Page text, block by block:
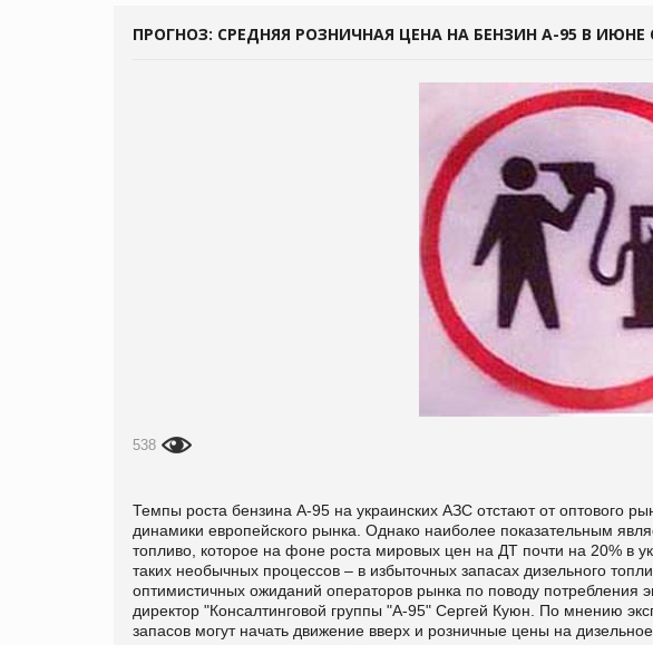
ПРОГНОЗ: СРЕДНЯЯ РОЗНИЧНАЯ ЦЕНА НА БЕНЗИН А-95 В ИЮНЕ
538
Темпы роста бензина А-95 на украинских АЗС отстают от оптового
динамики европейского рынка. Однако наиболее показательным
топливо, которое на фоне роста мировых цен на ДТ почти на 20% в
таких необычных процессов – в избыточных запасах дизельного
оптимистичных ожиданий операторов рынка по поводу потребления
директор "Консалтинговой группы "А-95" Сергей Куюн. По мнению
запасов могут начать движение вверх и розничные цены на